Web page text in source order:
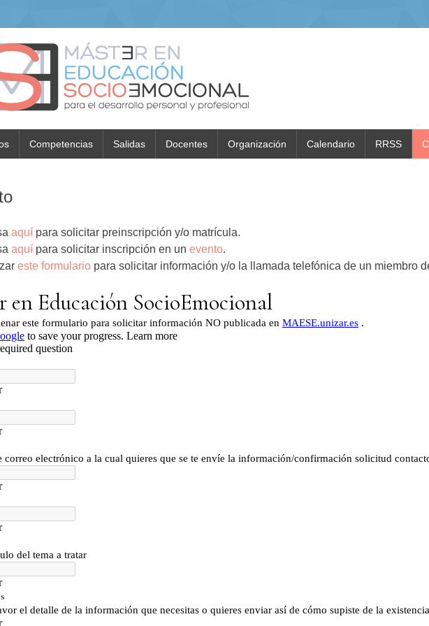
Competencias Salidas Docentes Organización Calendario RRSS
aquí para solicitar preinscripción y/o matrícula.
aquí para solicitar inscripción en un evento.
este formulario para solicitar información y/o la llamada telefónica de un miembro